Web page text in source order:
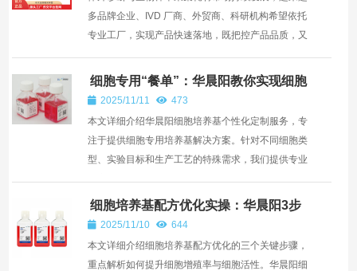
多品牌企业、IVD 厂商、外贸商、科研机构希望依托
专业工厂，实现产品快速落地，既把控产品品质，又
细胞专用“餐单”：华晨阳教你实现细胞
培养基个性化定制
2025/11/11
473
本文详细介绍华晨阳细胞培养基个性化定制服务，专
注于提供细胞专用培养基解决方案。针对不同细胞类
型、实验目标和生产工艺的特殊需求，我们提供专业
细胞培养基配方优化实操：华晨阳3步
提升细胞增殖率与活性
2025/11/10
644
本文详细介绍细胞培养基配方优化的三个关键步骤，
重点解析如何提升细胞增殖率与细胞活性。华晨阳细